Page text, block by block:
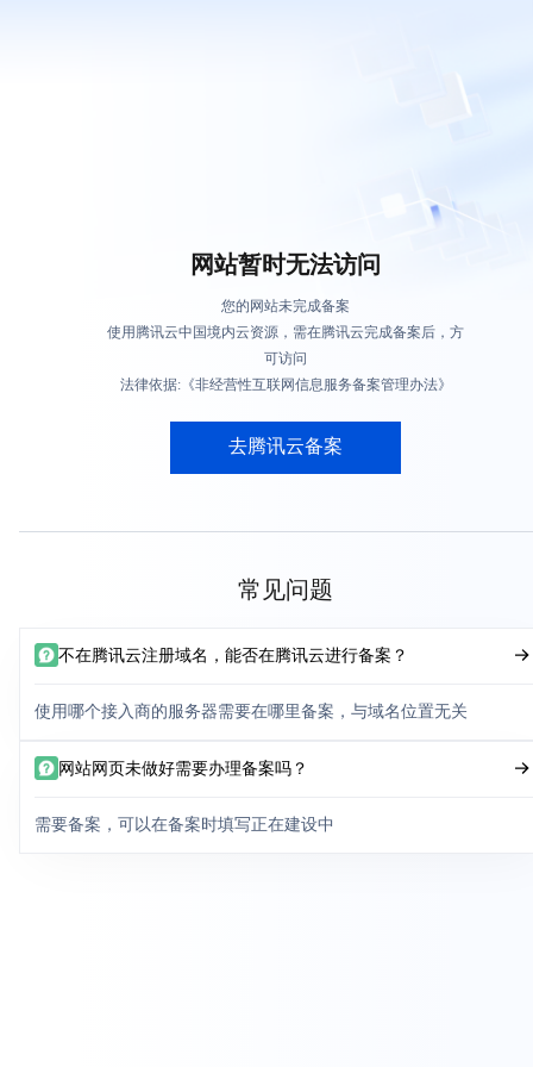
网站暂时无法访问
您的网站未完成备案
使用腾讯云中国境内云资源，需在腾讯云完成备案后，方
可访问
法律依据:《非经营性互联网信息服务备案管理办法》
去腾讯云备案
常见问题
不在腾讯云注册域名，能否在腾讯云进行备案？
使用哪个接入商的服务器需要在哪里备案，与域名位置无关
网站网页未做好需要办理备案吗？
需要备案，可以在备案时填写正在建设中